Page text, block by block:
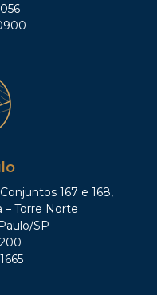
167 e 168,
– Torre Norte
SP